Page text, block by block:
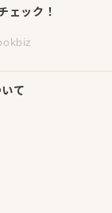
ェック！
て